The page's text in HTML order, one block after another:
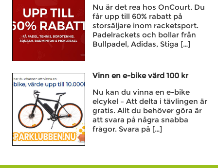
Nu är det rea hos OnCourt. Du
får upp till 60% rabatt på
storsäljare inom racketsport.
Padelrackets och bollar från
Bullpadel, Adidas, Stiga […]
Vinn en e-bike värd 100 kr
Nu kan du vinna en e-bike
elcykel – Att delta i tävlingen är
gratis. Allt du behöver göra är
att svara på några snabba
frågor. Svara på […]